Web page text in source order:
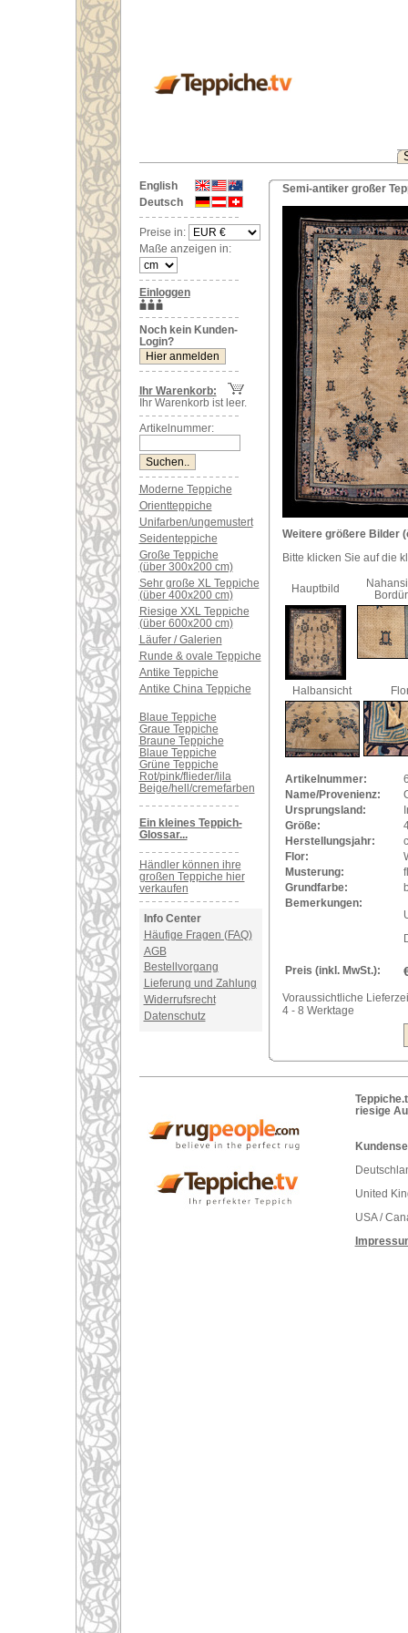
English
Deutsch
Preise in:
Maße anzeigen in:
Einloggen
Noch kein Kunden-
Login?
Ihr Warenkorb:
Ihr Warenkorb ist leer.
Artikelnummer:
Moderne Teppiche
Orientteppiche
Unifarben/ungemustert
Seidenteppiche
Große Teppiche
(über 300x200 cm)
Sehr große XL Teppiche
(über 400x200 cm)
Riesige XXL Teppiche
(über 600x200 cm)
Läufer / Galerien
Runde & ovale Teppiche
Antike Teppiche
Antike China Teppiche
Blaue Teppiche
Graue Teppiche
Braune Teppiche
Blaue Teppiche
Grüne Teppiche
Rot/pink/flieder/lila
Beige/hell/cremefarben
Ein kleines Teppich-
Glossar...
Händler können ihre
großen Teppiche hier
verkaufen
Info Center
Häufige Fragen (FAQ)
AGB
Bestellvorgang
Lieferung und Zahlung
Widerrufsrecht
Datenschutz
Semi-antiker großer
Weitere größere Bilder
Bitte klicken Sie auf die
Hauptbild
Halbansicht
Artikelnummer:
Name/Provenienz:
Ursprungsland:
Größe:
Herstellungsjahr:
Flor:
Musterung:
Grundfarbe:
Bemerkungen:
Preis (inkl. MwSt.):
Voraussichtliche
4 - 8 Werktage
riesige
United
USA /